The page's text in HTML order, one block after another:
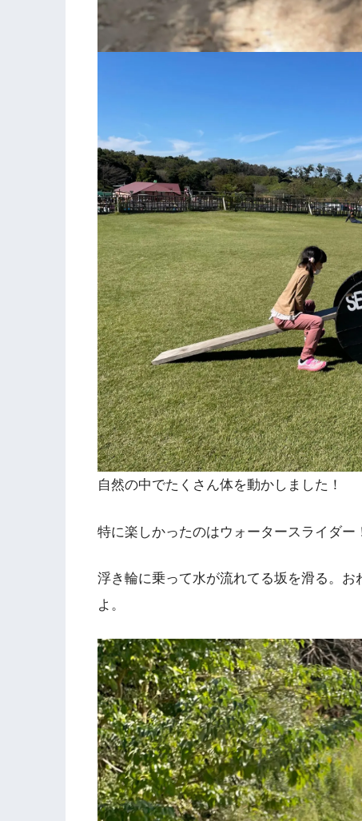
自然の中でたくさん体を動かしました！
特に楽しかったのはウォータースライダー
浮き輪に乗って水が流れてる坂を滑る。
よ。